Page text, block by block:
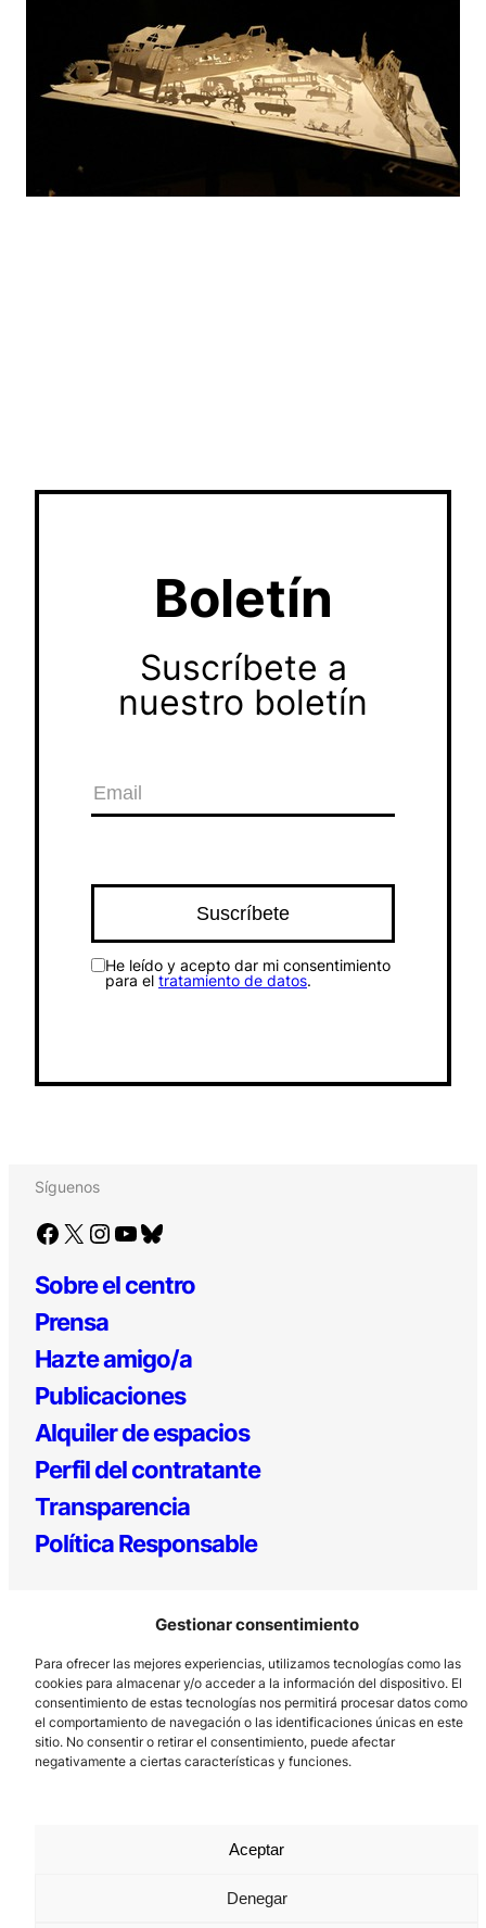
Gestionar consentimiento
Para ofrecer las mejores experiencias, utilizamos tecnologías como las
cookies para almacenar y/o acceder a la información del dispositivo. El
consentimiento de estas tecnologías nos permitirá procesar datos como
el comportamiento de navegación o las identificaciones únicas en este
sitio. No consentir o retirar el consentimiento, puede afectar
negativamente a ciertas características y funciones.
Aceptar
Denegar
Boletín
Suscríbete a
nuestro boletín
He leído y acepto dar mi consentimiento
para el tratamiento de datos.
Síguenos
Facebook X Instagram YouTube Bluesky
Sobre el centro
Prensa
Hazte amigo/a
Publicaciones
Alquiler de espacios
Perfil del contratante
Transparencia
Política Responsable
Los Prados, 121 – 33203 Gijón
985 185 577 – info@laboralcentrodearte.org